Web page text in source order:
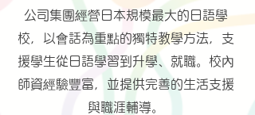
公司集團經營日本規模最大的日語學
校，以會話為重點的獨特教學方法，支
援學生從日語學習到升學、就職。校內
師資經驗豐富，並提供完善的生活支援
與職涯輔導。